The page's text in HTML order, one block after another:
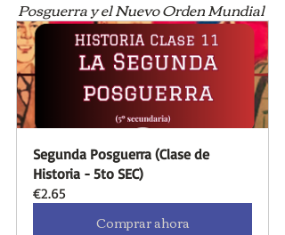
Posguerra y el Nuevo Orden Mundial
Segunda Posguerra (Clase de
Historia - 5to SEC)
€2.65
Comprar ahora